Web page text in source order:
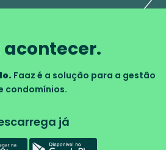
acontecer.
Faaz é a solução para a gestão
condomínios.
já